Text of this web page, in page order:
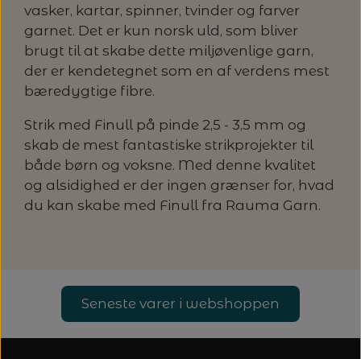
vasker, kartar, spinner, tvinder og farver
garnet. Det er kun norsk uld, som bliver
brugt til at skabe dette miljøvenlige garn,
der er kendetegnet som en af verdens mest
bæredygtige fibre.
Strik med Finull på pinde 2,5 - 3,5 mm og
skab de mest fantastiske strikprojekter til
både børn og voksne. Med denne kvalitet
og alsidighed er der ingen grænser for, hvad
du kan skabe med Finull fra Rauma Garn.
Seneste varer i webshoppen